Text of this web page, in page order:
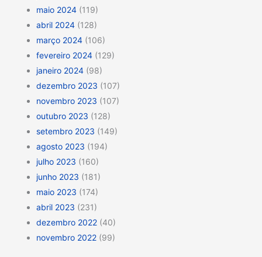
maio 2024 (119)
abril 2024 (128)
março 2024 (106)
fevereiro 2024 (129)
janeiro 2024 (98)
dezembro 2023 (107)
novembro 2023 (107)
outubro 2023 (128)
setembro 2023 (149)
agosto 2023 (194)
julho 2023 (160)
junho 2023 (181)
maio 2023 (174)
abril 2023 (231)
dezembro 2022 (40)
novembro 2022 (99)